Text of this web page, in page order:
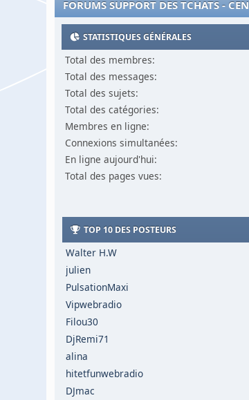
FORUMS SUPPORT DES TCHATS -
STATISTIQUES GÉNÉRALES
Total des membres:
Total des messages:
Total des sujets:
Total des catégories:
Membres en ligne:
Connexions simultanées:
En ligne aujourd'hui:
Total des pages vues:
TOP 10 DES POSTEURS
Walter H.W
julien
PulsationMaxi
Vipwebradio
Filou30
DjRemi71
alina
hitetfunwebradio
DJmac